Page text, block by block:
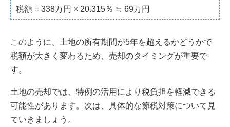
税額 = 338万円 × 20.315％ ≒ 69万円
このように、土地の所有期間が5年を超えるかどうかで
税額が大きく変わるため、売却のタイミングが重要で
す。
土地の売却では、特例の活用により税負担を軽減できる
可能性があります。次は、具体的な節税対策について見
ていきましょう。